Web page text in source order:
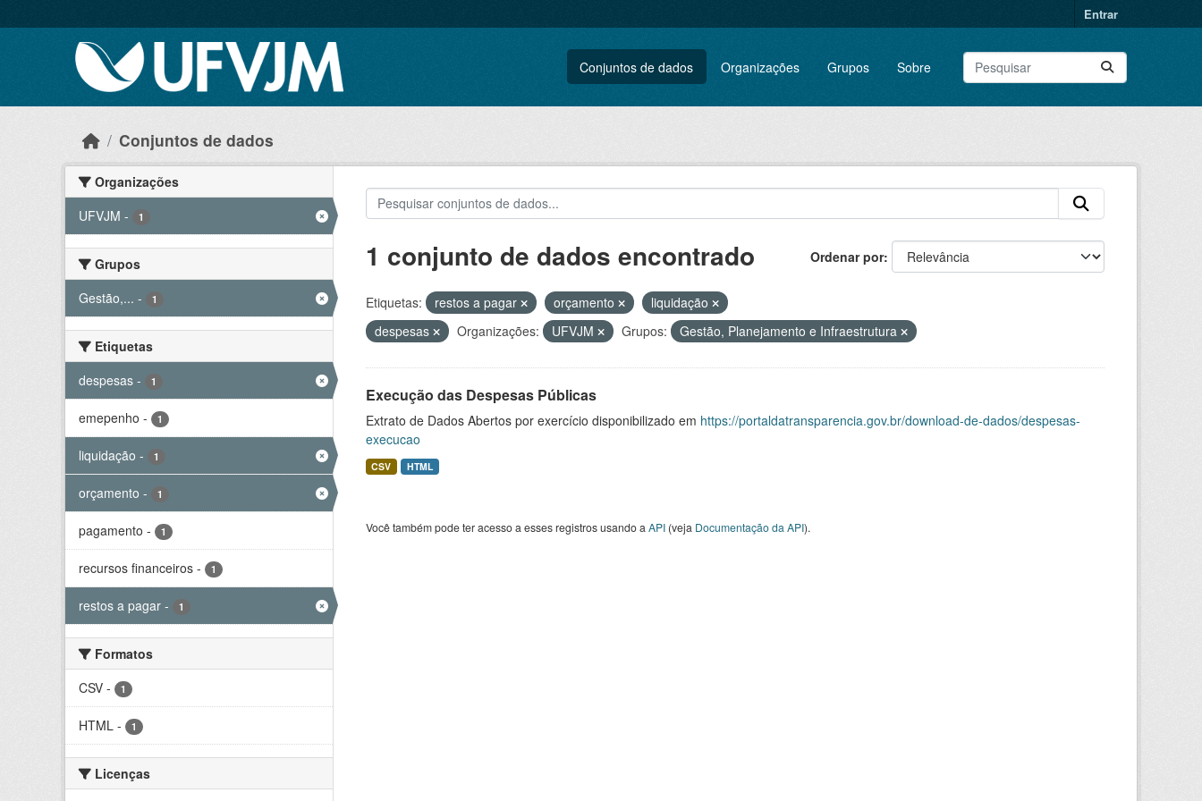
Entrar
Conjuntos de dados Organizações Grupos Sobre
Conjuntos de dados
Organizações
UFVJM - 1
Grupos
Gestão,... - 1
Etiquetas
despesas - 1
emepenho - 1
liquidação - 1
orçamento - 1
pagamento - 1
recursos financeiros - 1
restos a pagar - 1
Formatos
CSV - 1
HTML - 1
Licenças
Ordenar por
1 conjunto de dados encontrado
Etiquetas: restos a pagar orçamento
liquidação
despesas
Organizações: UFVJM Grupos: Gestão, Planejamento e Infraestrutura
Execução das Despesas Públicas
Extrato de Dados Abertos por exercício disponibilizado em https://portaldatransparencia.gov.br/download-de-dados/despesas-
execucao
CSV HTML
Você também pode ter acesso a esses registros usando a API(veja Documentação da API).